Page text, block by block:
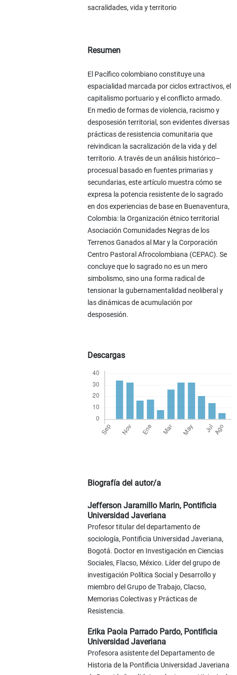
sacralidades, vida y territorio
Resumen
El Pacífico colombiano constituye una
espacialidad marcada por ciclos extractivos, el
capitalismo portuario y el conflicto armado.
En medio de formas de violencia, racismo y
desposesión territorial, son evidentes diversas
prácticas de resistencia comunitaria que
reivindican la sacralización de la vida y del
territorio. A través de un análisis histórico–
procesual basado en fuentes primarias y
secundarias, este artículo muestra cómo se
expresa la potencia resistente de lo sagrado
en dos experiencias de base en Buenaventura,
Colombia: la Organización étnico territorial
Asociación Comunidades Negras de los
Terrenos Ganados al Mar y la Corporación
Centro Pastoral Afrocolombiana (CEPAC). Se
concluye que lo sagrado no es un mero
simbolismo, sino una forma radical de
tensionar la gubernamentalidad neoliberal y
las dinámicas de acumulación por
desposesión.
Descargas
Biografía del autor/a
Jefferson Jaramillo Marin, Pontificia
Universidad Javeriana
Profesor titular del departamento de
sociología, Pontificia Universidad Javeriana,
Bogotá. Doctor en Investigación en Ciencias
Sociales, Flacso, México. Líder del grupo de
investigación Política Social y Desarrollo y
miembro del Grupo de Trabajo, Clacso,
Memorias Colectivas y Prácticas de
Resistencia.
Erika Paola Parrado Pardo, Pontificia
Universidad Javeriana
Profesora asistente del Departamento de
Historia de la Pontificia Universidad Javeriana